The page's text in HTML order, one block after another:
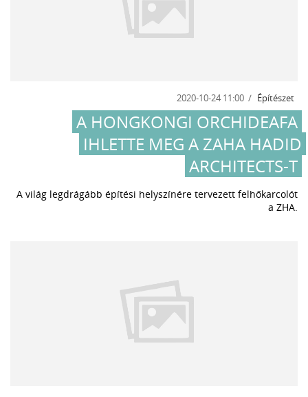
2020-10-24 11:00 Építészet
A HONGKONGI ORCHIDEAFA
IHLETTE MEG A ZAHA HADID
ARCHITECTS-T
A világ legdrágább építési helyszínére tervezett felhőkarcolót
a ZHA.